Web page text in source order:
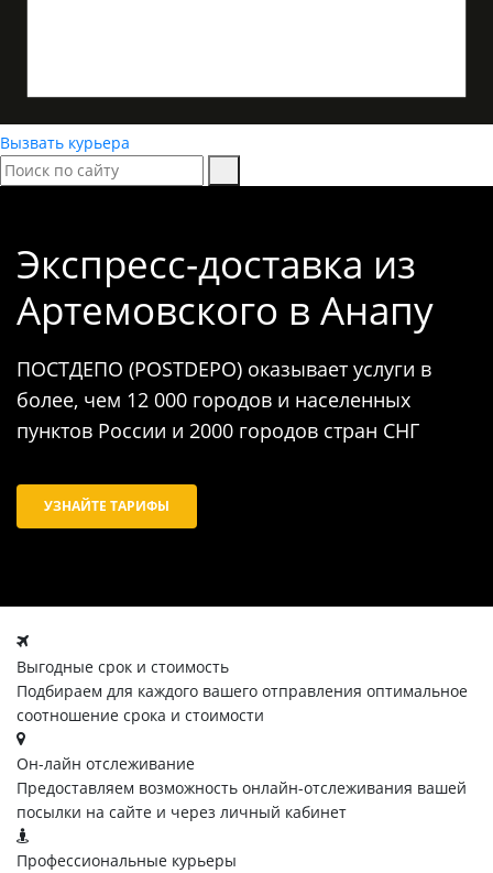
Вызвать курьера
Экспресс-доставка из
Артемовского в Анапу
ПОСТДЕПО (POSTDEPO) оказывает услуги в
более, чем 12 000 городов и населенных
пунктов России и 2000 городов стран СНГ
УЗНАЙТЕ ТАРИФЫ
Выгодные срок и стоимость
Подбираем для каждого вашего отправления оптимальное
соотношение срока и стоимости
Он-лайн отслеживание
Предоставляем возможность онлайн-отслеживания вашей
посылки на сайте и через личный кабинет
Профессиональные курьеры